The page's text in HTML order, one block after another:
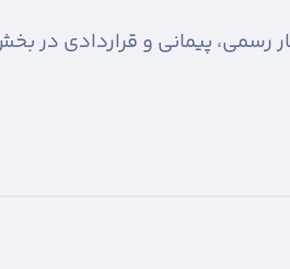
رسمی، پیمانی و قراردادی